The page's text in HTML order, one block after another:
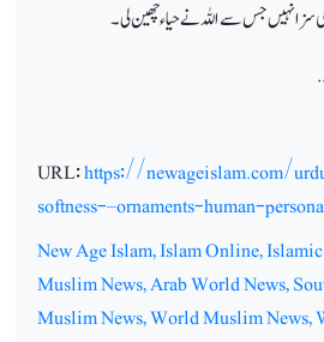
سزا نہیں جس سے اللہ نے حیاء چھین لی۔
URL:https://newageislam.com/
softness-–ornaments-human-
New Age Islam, Islam Online,
Muslim News, Arab World News,
Muslim News, World Muslim News,